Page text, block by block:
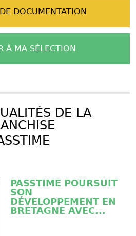
DOCUMENTATION
À MA SÉLECTION
DE LA
PASSTIME POURSUIT
SON
DÉVELOPPEMENT EN
BRETAGNE AVEC...